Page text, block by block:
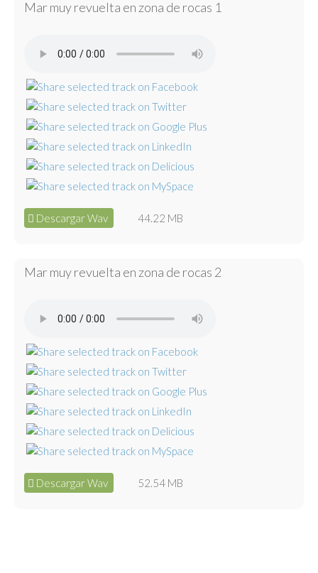
Mar muy revuelta en zona de rocas 1
Descargar Wav 44.22 MB
Mar muy revuelta en zona de rocas 2
Descargar Wav 52.54 MB